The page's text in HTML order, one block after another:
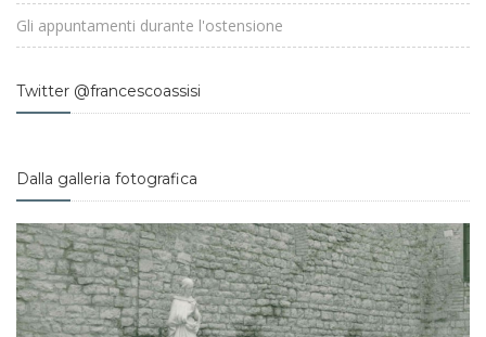
Gli appuntamenti durante l'ostensione
Twitter @francescoassisi
Dalla galleria fotografica